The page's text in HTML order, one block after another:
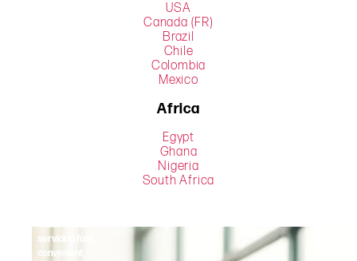
USA
Canada (FR)
Brazil
Chile
Colombia
Mexico
Africa
Egypt
Ghana
Nigeria
South Africa
Make vehicle
servicing fast,
convenient,